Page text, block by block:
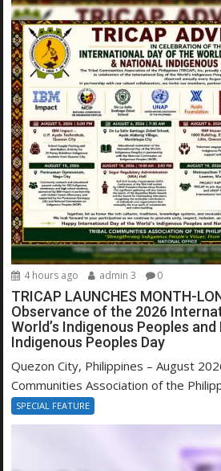
4 hours ago admin 3 0
TRICAP LAUNCHES MONTH-
Observance of the 2026
World’s Indigenous Peoples and
Indigenous Peoples Day
Quezon City, Philippines – August
Communities Association of the
SPECIAL FEATURE